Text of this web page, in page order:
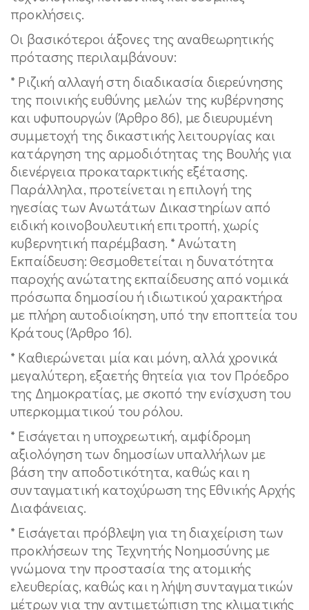
προκλήσεις.
Οι βασικότεροι άξονες της αναθεωρητικής
πρότασης περιλαμβάνουν:
* Ριζική αλλαγή στη διαδικασία διερεύνησης
της ποινικής ευθύνης μελών της κυβέρνησης
και υφυπουργών (Άρθρο 86), με διευρυμένη
συμμετοχή της δικαστικής λειτουργίας και
κατάργηση της αρμοδιότητας της Βουλής για
διενέργεια προκαταρκτικής εξέτασης.
Παράλληλα, προτείνεται η επιλογή της
ηγεσίας των Ανωτάτων Δικαστηρίων από
ειδική κοινοβουλευτική επιτροπή, χωρίς
κυβερνητική παρέμβαση. * Ανώτατη
Εκπαίδευση: Θεσμοθετείται η δυνατότητα
παροχής ανώτατης εκπαίδευσης από νομικά
πρόσωπα δημοσίου ή ιδιωτικού χαρακτήρα
με πλήρη αυτοδιοίκηση, υπό την εποπτεία του
Κράτους (Άρθρο 16).
* Καθιερώνεται μία και μόνη, αλλά χρονικά
μεγαλύτερη, εξαετής θητεία για τον Πρόεδρο
της Δημοκρατίας, με σκοπό την ενίσχυση του
υπερκομματικού του ρόλου.
* Εισάγεται η υποχρεωτική, αμφίδρομη
αξιολόγηση των δημοσίων υπαλλήλων με
βάση την αποδοτικότητα, καθώς και η
συνταγματική κατοχύρωση της Εθνικής Αρχής
Διαφάνειας.
* Εισάγεται πρόβλεψη για τη διαχείριση των
προκλήσεων της Τεχνητής Νοημοσύνης με
γνώμονα την προστασία της ατομικής
ελευθερίας, καθώς και η λήψη συνταγματικών
μέτρων για την αντιμετώπιση της κλιματικής